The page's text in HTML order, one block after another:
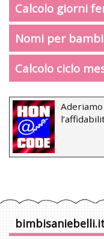
Calcolo giorni
Nomi per
Calcolo ciclo